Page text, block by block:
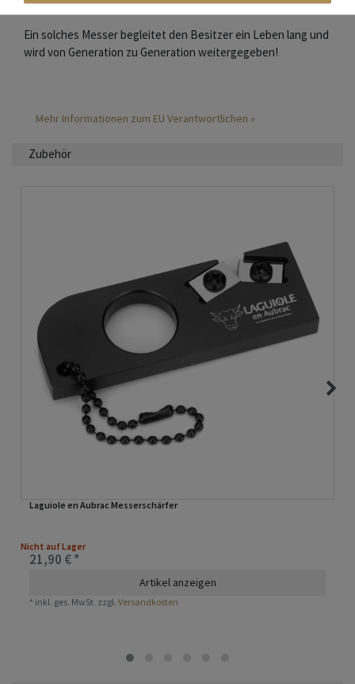
Ein solches Messer begleitet den Besitzer ein Leben lang und
wird von Generation zu Generation weitergegeben!
Mehr Informationen zum EU Verantwortlichen »
Zubehör
Laguiole en Aubrac Messerschärfer
Nicht auf Lager
21,90 € *
Artikel anzeigen
* inkl. ges. MwSt. zzgl.Versandkosten